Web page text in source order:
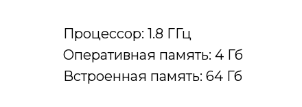
Процессор: 1.8 ГГц
Оперативная память: 4 Гб
Встроенная память: 64 Гб